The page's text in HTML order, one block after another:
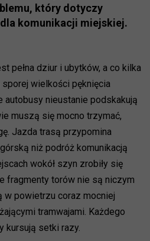
który dotyczy
komunikacji miejskiej.
pełna dziur i ubytków, a co kilka
wielkości pęknięcia
autobusy nieustanie podskakują
muszą się mocno trzymać,
Jazda trasą przypomina
niż podróż komunikacją
wokół szyn zrobiły się
fragmenty torów nie są niczym
powietrzu coraz mocniej
tramwajami. Każdego
kursują setki razy.